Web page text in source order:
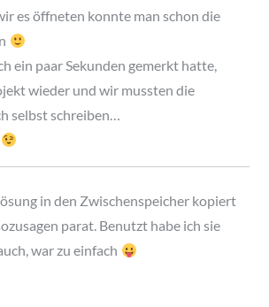
es öffneten konnte man schon die
ein paar Sekunden gemerkt hatte,
wieder und wir mussten die
selbst schreiben…
in den Zwischenspeicher kopiert
parat. Benutzt habe ich sie
war zu einfach